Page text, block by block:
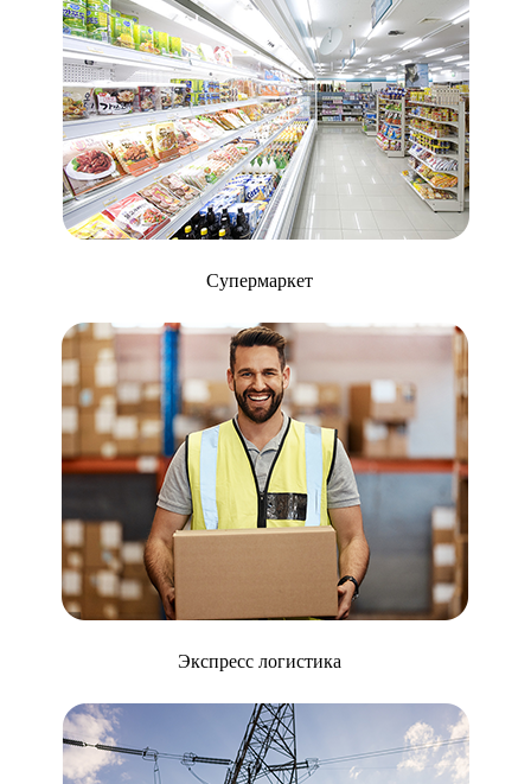
Супермаркет
Экспресс логистика